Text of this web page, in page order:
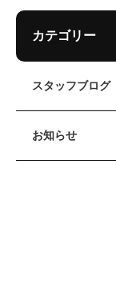
カテゴリー
スタッフブログ
お知らせ